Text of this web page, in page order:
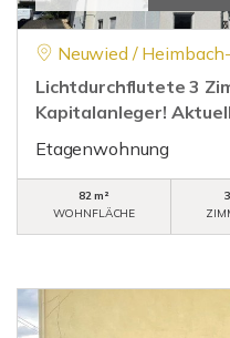
Neuwied /
Lichtdurchflutete 3
Kapitalanleger!
Etagenwohnung
82 m²
WOHNFLÄCHE
3